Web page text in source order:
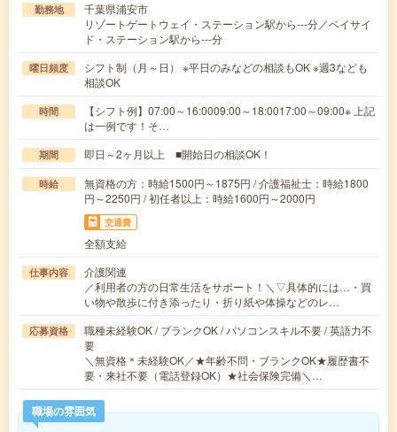
勤務地
千葉県浦安市
リゾートゲートウェイ・ステーション駅から---分／ベイサイ
ド・ステーション駅から---分
曜日頻度
シフト制（月～日） ※平日のみなどの相談もOK ※週3なども
相談OK
時間
【シフト例】07:00～16:0009:00～18:0017:00～09:00※ 上記
は一例です！そ…
期間 即日～2ヶ月以上 ■開始日の相談OK！
時給
無資格の方：時給1500円～1875円 / 介護福祉士：時給1800
円～2250円 / 初任者以上：時給1600円～2000円
交通費
全額支給
仕事内容
介護関連
／利用者の方の日常生活をサポート！＼▽具体的には…・買
い物や散歩に付き添ったり・折り紙や体操などのレ…
応募資格
職種未経験OK / ブランクOK / パソコンスキル不要 / 英語力不
要
＼無資格＊未経験OK／★年齢不問・ブランクOK★履歴書不
要・来社不要（電話登録OK）★社会保険完備＼…
職場の雰囲気